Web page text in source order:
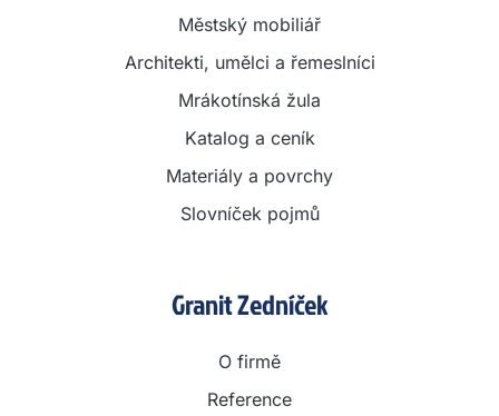
Městský mobiliář
Architekti, umělci a řemeslníci
Mrákotínská žula
Katalog a ceník
Materiály a povrchy
Slovníček pojmů
Granit Zedníček
O firmě
Reference